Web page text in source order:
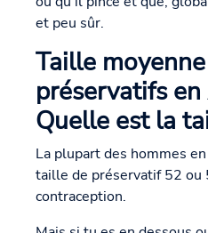
et peu sûr.
Taille
préservatifs
Quelle est la
La plupart des hommes
taille de préservatif 52 ou
contraception.